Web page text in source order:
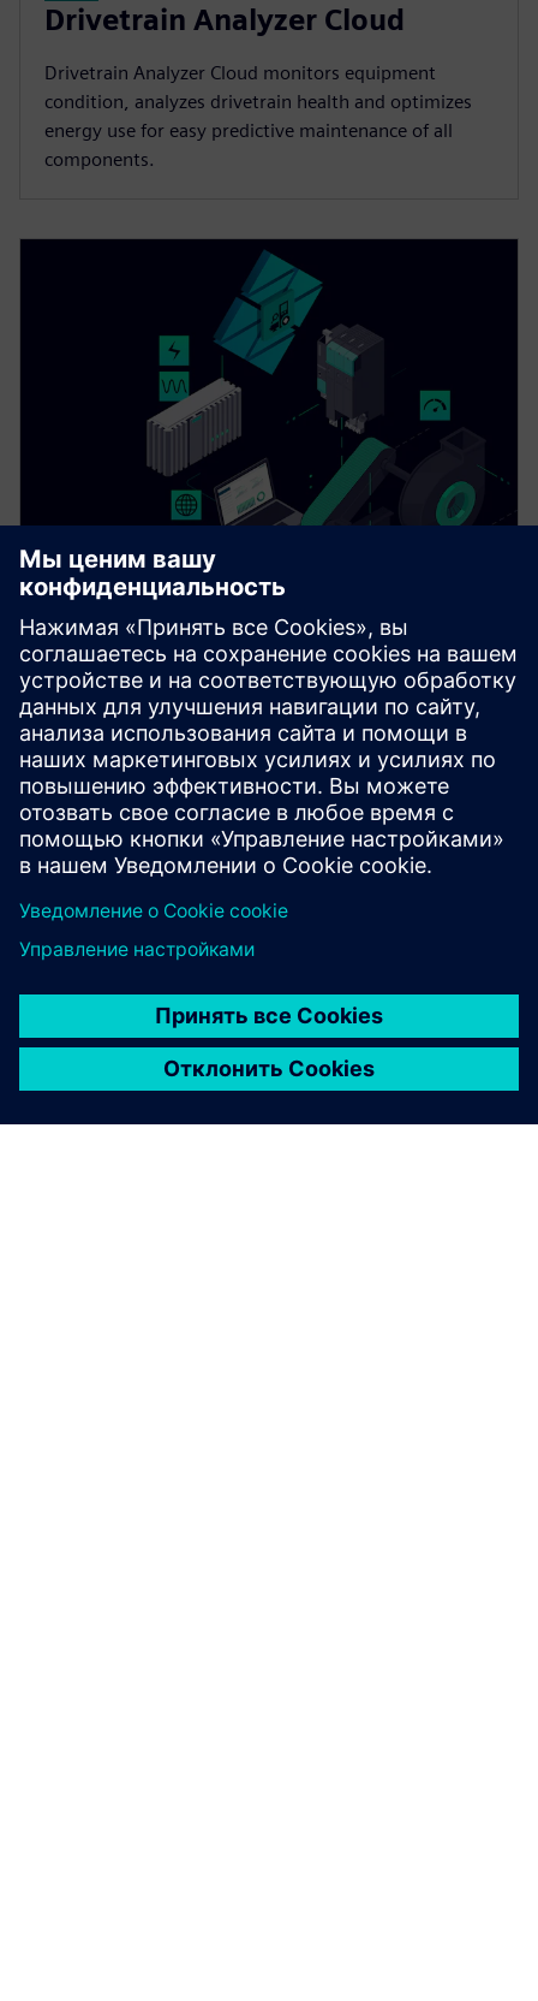
Drivetrain Analyzer Cloud​
Drivetrain Analyzer Cloud monitors equipment
condition, analyzes drivetrain health and optimizes
energy use for easy predictive maintenance of all
components.
Drivetrain Analyzer Edge​
Monitor and analyze data from your SINAMICS drives
in real time using AI. Drivetrain Analyzer Edge
increases system availability and optimizes energy
consumption.